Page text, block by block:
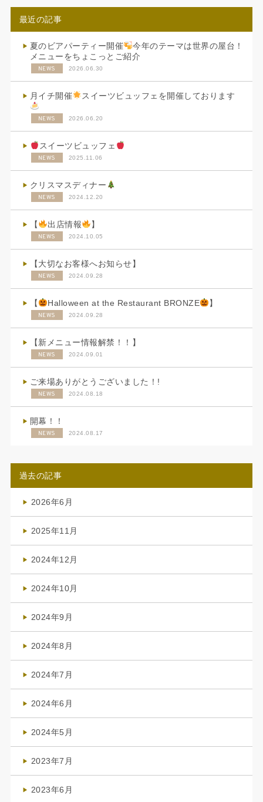
最近の記事
夏のビアパーティー開催
今年のテーマは世界の屋台！
メニューをちょこっとご紹介
NEWS 2026.06.30
月イチ開催 スイーツビュッフェを開催しております
NEWS 2026.06.20
スイーツビュッフェ
NEWS 2025.11.06
クリスマスディナー
NEWS 2024.12.20
【 出店情報 】
NEWS 2024.10.05
【大切なお客様へお知らせ】
NEWS 2024.09.28
【 Halloween at the Restaurant BRONZE 】
NEWS 2024.09.28
【新メニュー情報解禁！！】
NEWS 2024.09.01
ご来場ありがとうございました！!
NEWS 2024.08.18
開幕！！
NEWS 2024.08.17
過去の記事
2026年6月
2025年11月
2024年12月
2024年10月
2024年9月
2024年8月
2024年7月
2024年6月
2024年5月
2023年7月
2023年6月